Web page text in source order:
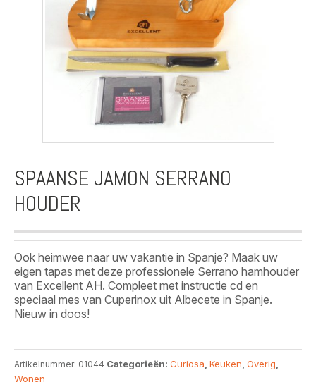
SPAANSE JAMON SERRANO
HOUDER
Ook heimwee naar uw vakantie in Spanje? Maak uw
eigen tapas met deze professionele Serrano hamhouder
van Excellent AH. Compleet met instructie cd en
speciaal mes van Cuperinox uit Albecete in Spanje.
Nieuw in doos!
Artikelnummer: 01044 Categorieën: Curiosa Keuken Overig
Wonen